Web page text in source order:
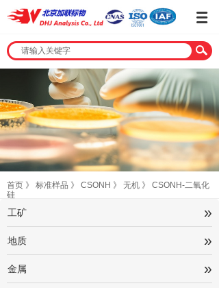
首页 》 标准样品 》 CSONH 》 无机 》
CSONH-二氧化
硅
工矿 »
地质 »
金属 »